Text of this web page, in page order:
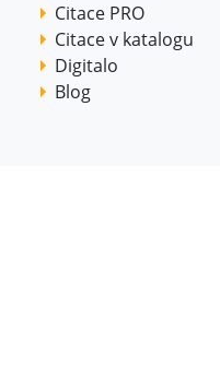
Citace PRO
Citace v katalogu
Digitalo
Blog